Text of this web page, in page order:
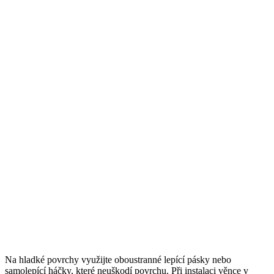
Na hladké povrchy využijte oboustranné lepící pásky nebo
samolepící háčky, které neuškodí povrchu. Při instalaci věnce v